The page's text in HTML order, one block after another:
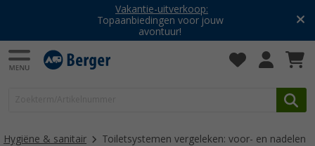
Vakantie-uitverkoop:
Topaanbiedingen voor jouw
avontuur!
Hygiëne & sanitair
Toiletsystemen vergeleken: voor- en nadelen